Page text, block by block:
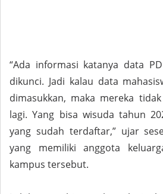
“Ada informasi katanya data
dikunci. Jadi kalau data
dimasukkan, maka mereka
lagi. Yang bisa wisuda tahun
yang sudah terdaftar,” ujar
yang memiliki anggota
kampus tersebut.